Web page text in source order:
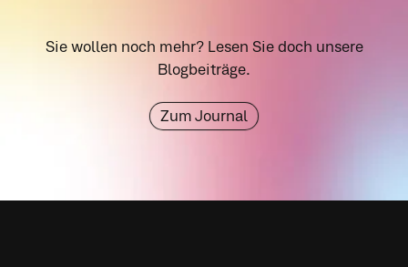
Sie wollen noch mehr? Lesen Sie doch unsere
Blogbeiträge.
Zum Journal